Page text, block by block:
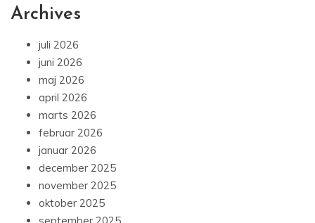
Archives
juli 2026
juni 2026
maj 2026
april 2026
marts 2026
februar 2026
januar 2026
december 2025
november 2025
oktober 2025